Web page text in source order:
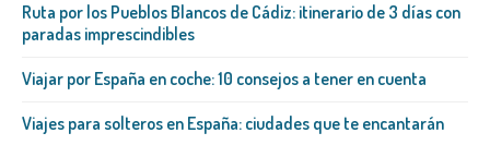
Ruta por los Pueblos Blancos de Cádiz: itinerario de 3 días con
paradas imprescindibles
Viajar por España en coche: 10 consejos a tener en cuenta
Viajes para solteros en España: ciudades que te encantarán